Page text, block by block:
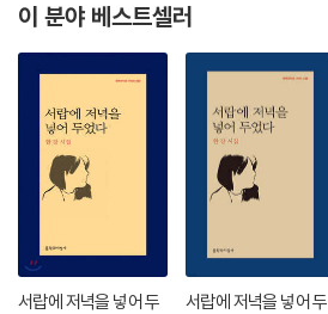
이 분야 베스트셀러
서랍에 저녁을 넣어 두
서랍에 저녁을 넣어 두